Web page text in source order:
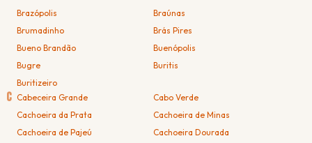
Brazópolis
Braúnas
Brumadinho
Brás Pires
Bueno Brandão
Buenópolis
Bugre
Buritis
Buritizeiro
C Cabeceira Grande
Cabo Verde
Cachoeira da Prata
Cachoeira de Minas
Cachoeira de Pajeú
Cachoeira Dourada